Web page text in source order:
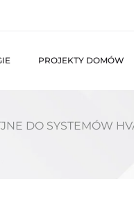
PROJEKTY DOMÓW
DO SYSTEMÓW